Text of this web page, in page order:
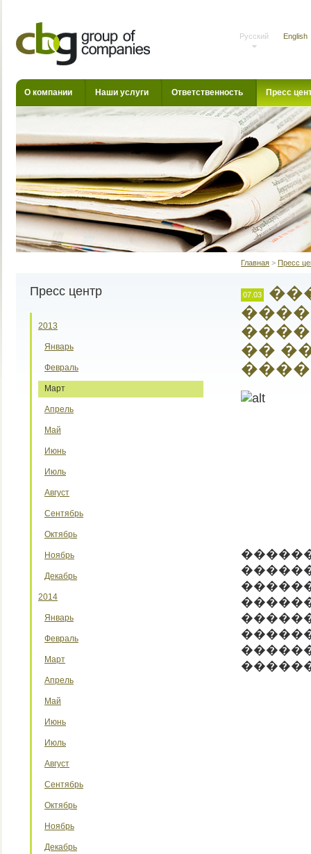
Русский English
О компании Наши услуги Ответственность Пресс
Пресс центр
2013
Январь
Февраль
Март
Апрель
Май
Июнь
Июль
Август
Сентябрь
Октябрь
Ноябрь
Декабрь
2014
Январь
Февраль
Март
Апрель
Май
Июнь
Июль
Август
Сентябрь
Октябрь
Ноябрь
Декабрь
Главная > Пресс
07.03
��